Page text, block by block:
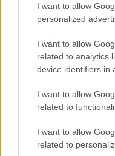
I want to allow
personalized
I want to allow
related to analytics
device identifiers in
I want to allow
related to
I want to allow
related to
Kapcsolódó cikkek